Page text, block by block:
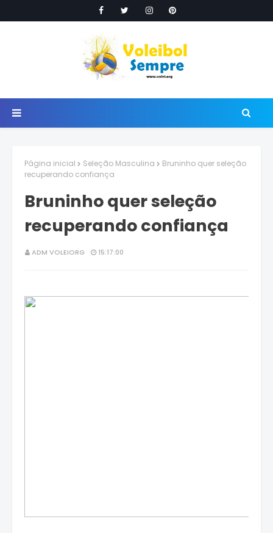
Página inicial Seleção Masculina
Bruninho quer seleção
recuperando confiança
Bruninho quer seleção
recuperando confiança
ADM VOLEIORG 15:17:00